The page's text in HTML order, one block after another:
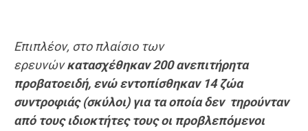
Επιπλέον, στο πλαίσιο των
ερευνώνκατασχέθηκαν 200 ανεπιτήρητα
προβατοειδή, ενώ εντοπίσθηκαν 14 ζώα
συντροφιάς (σκύλοι) για τα οποία δεν τηρούνταν
από τους ιδιοκτήτες τους οι προβλεπόμενοι